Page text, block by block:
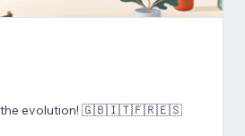
the evolution! 🇬🇧🇮🇹🇫🇷🇪🇸